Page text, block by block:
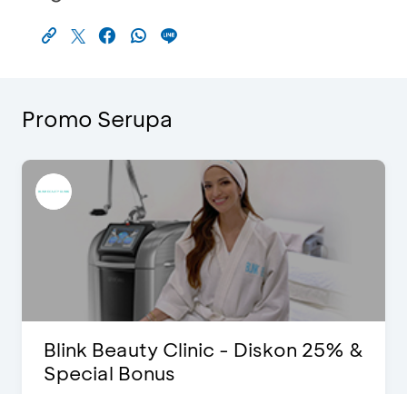
Promo Serupa
25% &
D’Cost - Diskon 50%
Ekstra 2 Minuman